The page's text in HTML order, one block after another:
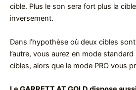
cible. Plus le son sera fort plus la
inversement.
Dans l’hypothèse où deux cibles
l’autre, vous aurez en mode
cibles, alors que le mode PRO vous